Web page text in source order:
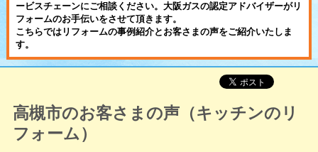
ービスチェーンにご相談ください。大阪ガスの認定アドバイザーがリ
フォームのお手伝いをさせて頂きます。
こちらではリフォームの事例紹介とお客さまの声をご紹介いたしま
す。
高槻市のお客さまの声（キッチンのリ
フォーム）